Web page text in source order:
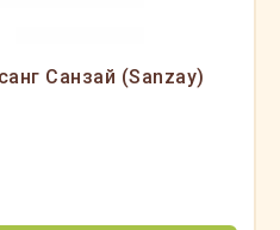
Санзай (Sanzay)